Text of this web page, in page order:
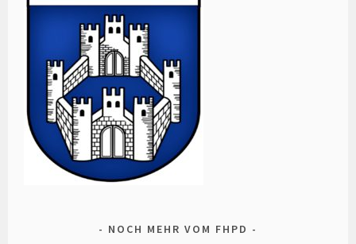
NOCH MEHR VOM FHPD